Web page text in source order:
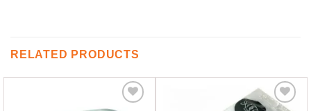
RELATED PRODUCTS